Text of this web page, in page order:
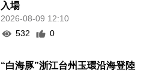
入場
2026-08-09 12:10
532
0
“白海豚”浙江台州玉環沿海登陸